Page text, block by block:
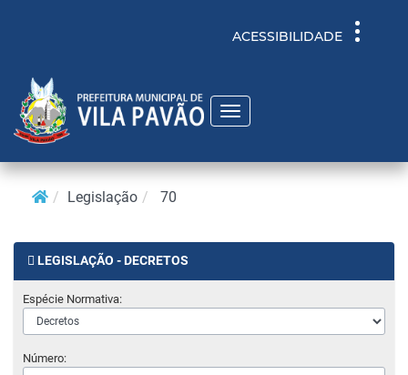
Toggle
ACESSIBILIDADE
Toggle
navigation
Legislação 70
LEGISLAÇÃO - DECRETOS
Espécie Normativa:
Número: